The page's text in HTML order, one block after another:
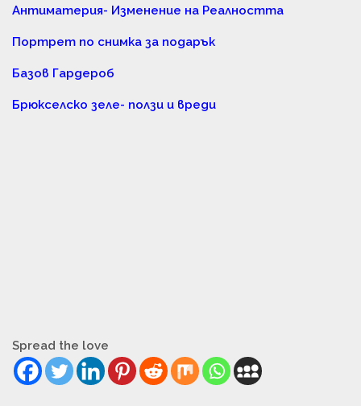
Антиматерия- Изменение на Реалността
Портрет по снимка за подарък
Базов Гардероб
Брюкселско зеле- ползи и вреди
Spread the love